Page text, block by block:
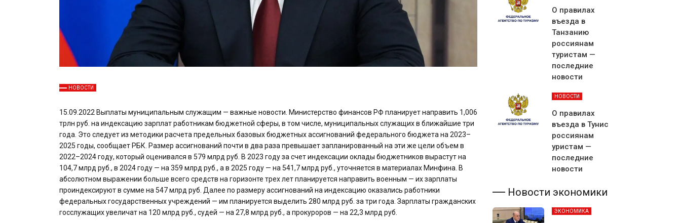
НОВОСТИ
15.09.2022 Выплаты муниципальным служащим — важные новости. Министерство финансов РФ планирует направить 1,006
трлн руб. на индексацию зарплат работникам бюджетной сферы, в том числе, муниципальных служащих в ближайшие три
года. Это следует из методики расчета предельных базовых бюджетных ассигнований федерального бюджета на 2023–
2025 годы, сообщает РБК. Размер ассигнований почти в два раза превышает запланированный на эти же цели объем в
2022–2024 году, который оценивался в 579 млрд руб. В 2023 году за счет индексации оклады бюджетников вырастут на
104,7 млрд руб., в 2024 году — на 359 млрд руб., а в 2025 году — на 541,7 млрд руб., уточняется в материалах Минфина. В
абсолютном выражении больше всего средств на горизонте трех лет планируется направить военным — их зарплаты
проиндексируют в сумме на 547 млрд руб. Далее по размеру ассигнований на индексацию оказались работники
федеральных государственных учреждений — им планируется выделить 280 млрд руб. за три года. Зарплаты гражданских
госслужащих увеличат на 120 млрд руб., судей — на 27,8 млрд руб., а прокуроров — на 22,3 млрд руб.
О правилах
въезда в
Танзанию
россиянам
туристам —
последние
новости
НОВОСТИ
О правилах
въезда в Тунис
россиянам
уристам —
последние
новости
Новости экономики
ЭКОНОМИКА